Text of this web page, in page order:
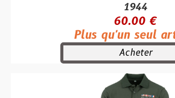
1944
60.00 €
Plus qu'un seul
Acheter